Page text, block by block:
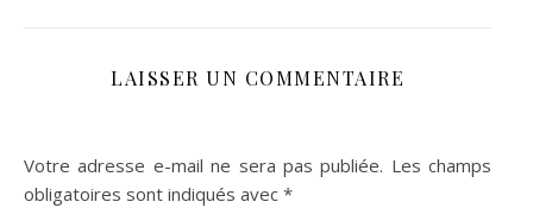
LAISSER UN COMMENTAIRE
Votre adresse e-mail ne sera pas publiée. Les champs
obligatoires sont indiqués avec *